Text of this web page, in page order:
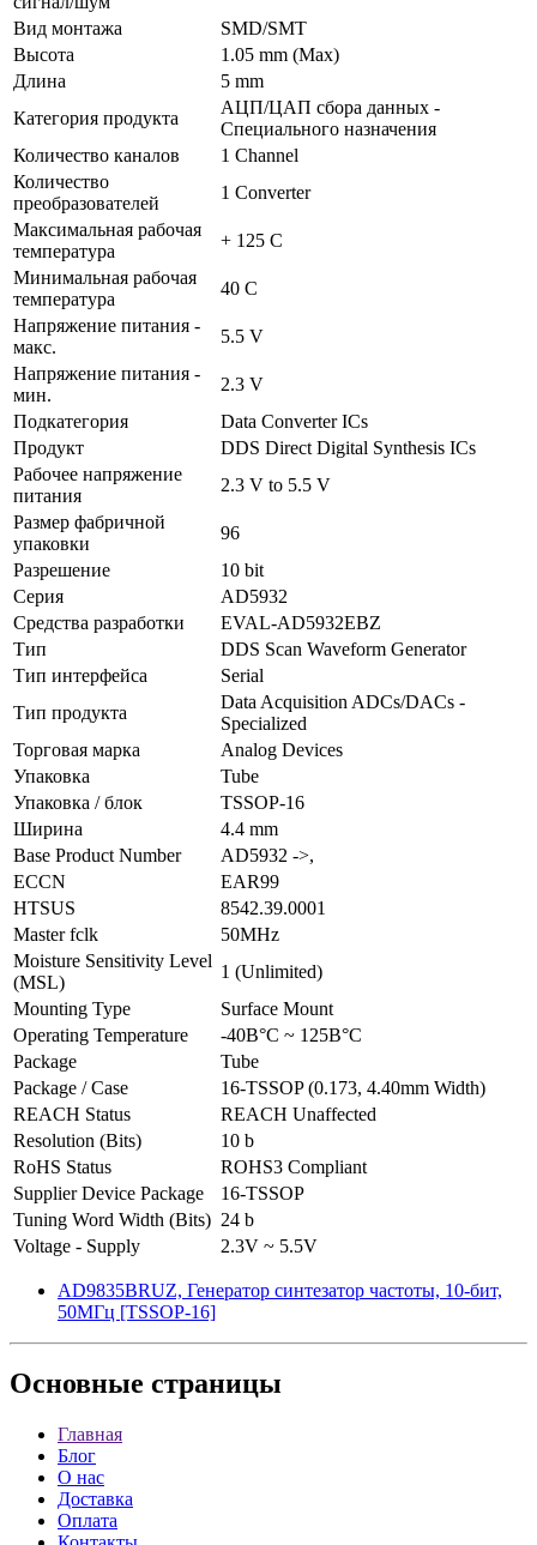
Вид монтажа
SMD/SMT
Высота
1.05 mm (Max)
Длина
5 mm
Категория продукта
АЦП/ЦАП сбора данных -
Специального назначения
Количество каналов
1 Channel
Количество
преобразователей
1 Converter
Максимальная рабочая
температура
+ 125 C
Минимальная рабочая
температура
40 C
Напряжение питания -
макс.
5.5 V
Напряжение питания -
мин.
2.3 V
Подкатегория
Data Converter ICs
Продукт
DDS Direct Digital Synthesis ICs
Рабочее напряжение
питания
2.3 V to 5.5 V
Размер фабричной
упаковки
96
Разрешение
10 bit
Серия
AD5932
Средства разработки
EVAL-AD5932EBZ
Тип
DDS Scan Waveform Generator
Тип интерфейса
Serial
Тип продукта
Data Acquisition ADCs/DACs -
Specialized
Торговая марка
Analog Devices
Упаковка
Tube
Упаковка / блок
TSSOP-16
Ширина
4.4 mm
Base Product Number
AD5932 ->,
ECCN
EAR99
HTSUS
8542.39.0001
Master fclk
50MHz
Moisture Sensitivity Level
(MSL)
1 (Unlimited)
Mounting Type
Surface Mount
Operating Temperature
-40В°C ~ 125В°C
Package
Tube
Package / Case
16-TSSOP (0.173, 4.40mm Width)
REACH Status
REACH Unaffected
Resolution (Bits)
10 b
RoHS Status
ROHS3 Compliant
Supplier Device Package
16-TSSOP
Tuning Word Width (Bits) 24 b
Voltage - Supply
2.3V ~ 5.5V
AD9835BRUZ, Генератор синтезатор частоты, 10-бит,
50МГц [TSSOP-16]
Основные страницы
Главная
Блог
О нас
Доставка
Оплата